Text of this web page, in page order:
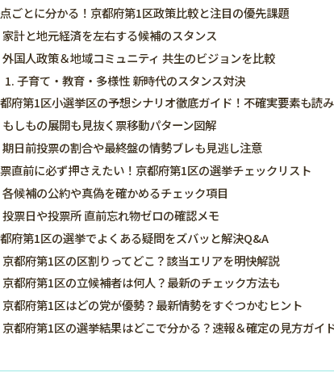
ごとに分かる！京都府第1区政策比較と注目の優先課題
家計と地元経済を左右する候補のスタンス
外国人政策＆地域コミュニティ 共生のビジョンを比較
子育て・教育・多様性 新時代のスタンス対決
府第1区小選挙区の予想シナリオ徹底ガイド！不確実要素も読
もしもの展開も見抜く票移動パターン図解
期日前投票の割合や最終盤の情勢ブレも見逃し注意
直前に必ず押さえたい！京都府第1区の選挙チェックリスト
各候補の公約や真偽を確かめるチェック項目
投票日や投票所 直前忘れ物ゼロの確認メモ
府第1区の選挙でよくある疑問をズバッと解決Q&A
京都府第1区の区割りってどこ？該当エリアを明快解説
京都府第1区の立候補者は何人？最新のチェック方法も
京都府第1区はどの党が優勢？最新情勢をすぐつかむヒント
京都府第1区の選挙結果はどこで分かる？速報＆確定の見方ガイ